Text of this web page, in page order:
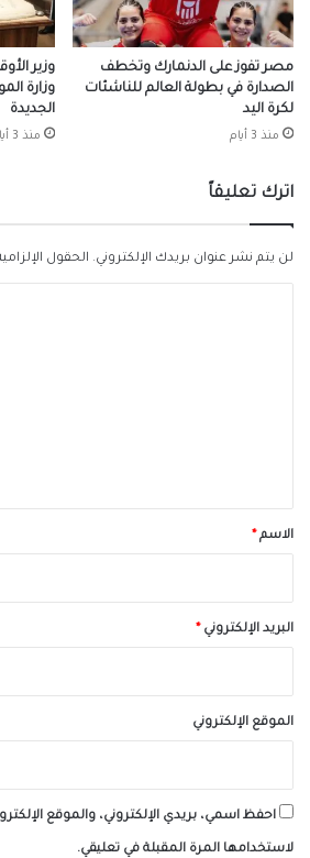
مصر تفوز على الدنمارك وتخطف
الصدارة في بطولة العالم للناشئات
لكرة اليد
منذ 3 أيام
وزير
وزارة
الجديدة
منذ 3 أيام
اترك تعليقاً
لن يتم نشر عنوان بريدك الإلكتروني. الحقول
*الاسم*
البريد الإلكتروني*
الموقع الإلكتروني
احفظ اسمي، بريدي الإلكتروني، والموقع
لاستخدامها المرة المقبلة في تعليقي.